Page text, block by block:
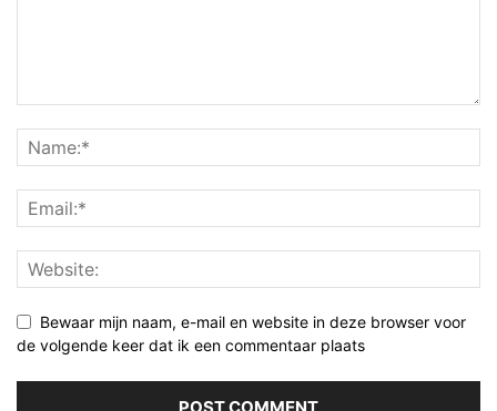
Bewaar mijn naam, e-mail en website in deze browser voor
de volgende keer dat ik een commentaar plaats